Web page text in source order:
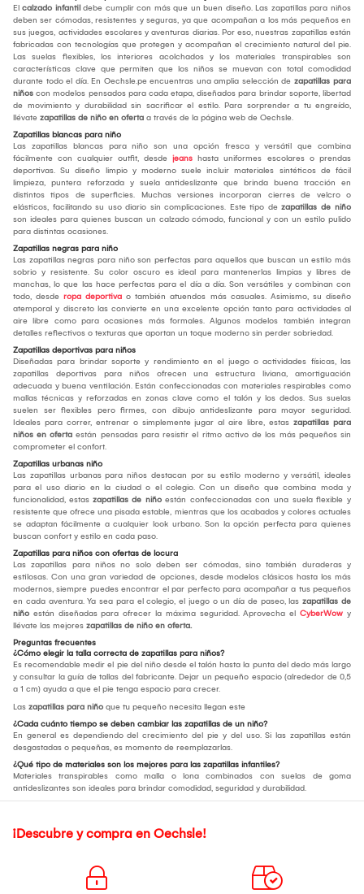
El calzado infantil debe cumplir con más que un buen diseño. Las zapatillas para niños
deben ser cómodas, resistentes y seguras, ya que acompañan a los más pequeños en
sus juegos, actividades escolares y aventuras diarias. Por eso, nuestras zapatillas están
fabricadas con tecnologías que protegen y acompañan el crecimiento natural del pie.
Las suelas flexibles, los interiores acolchados y los materiales transpirables son
características clave que permiten que los niños se muevan con total comodidad
durante todo el día. En Oechsle.pe encuentras una amplia selección de zapatillas para
niños con modelos pensados para cada etapa, diseñados para brindar soporte, libertad
de movimiento y durabilidad sin sacrificar el estilo. Para sorprender a tu engreído,
llévate zapatillas de niño en oferta a través de la página web de Oechsle.
Zapatillas blancas para niño
Las zapatillas blancas para niño son una opción fresca y versátil que combina
fácilmente con cualquier outfit, desde jeans hasta uniformes escolares o prendas
deportivas. Su diseño limpio y moderno suele incluir materiales sintéticos de fácil
limpieza, puntera reforzada y suela antideslizante que brinda buena tracción en
distintos tipos de superficies. Muchas versiones incorporan cierres de velcro o
elásticos, facilitando su uso diario sin complicaciones. Este tipo de zapatillas de niño
son ideales para quienes buscan un calzado cómodo, funcional y con un estilo pulido
para distintas ocasiones.
Zapatillas negras para niño
Las zapatillas negras para niño son perfectas para aquellos que buscan un estilo más
sobrio y resistente. Su color oscuro es ideal para mantenerlas limpias y libres de
manchas, lo que las hace perfectas para el día a día. Son versátiles y combinan con
todo, desde ropa deportiva o también atuendos más casuales. Asimismo, su diseño
atemporal y discreto las convierte en una excelente opción tanto para actividades al
aire libre como para ocasiones más formales. Algunos modelos también integran
detalles reflectivos o texturas que aportan un toque moderno sin perder sobriedad.
Zapatillas deportivas para niños
Diseñadas para brindar soporte y rendimiento en el juego o actividades físicas, las
zapatillas deportivas para niños ofrecen una estructura liviana, amortiguación
adecuada y buena ventilación. Están confeccionadas con materiales respirables como
mallas técnicas y reforzadas en zonas clave como el talón y los dedos. Sus suelas
suelen ser flexibles pero firmes, con dibujo antideslizante para mayor seguridad.
Ideales para correr, entrenar o simplemente jugar al aire libre, estas zapatillas para
niños en oferta están pensadas para resistir el ritmo activo de los más pequeños sin
comprometer el confort.
Zapatillas urbanas niño
Las zapatillas urbanas para niños destacan por su estilo moderno y versátil, ideales
para el uso diario en la ciudad o el colegio. Con un diseño que combina moda y
funcionalidad, estas zapatillas de niño están confeccionadas con una suela flexible y
resistente que ofrece una pisada estable, mientras que los acabados y colores actuales
se adaptan fácilmente a cualquier look urbano. Son la opción perfecta para quienes
buscan confort y estilo en cada paso.
Zapatillas para niños con ofertas de locura
Las zapatillas para niños no solo deben ser cómodas, sino también duraderas y
estilosas. Con una gran variedad de opciones, desde modelos clásicos hasta los más
modernos, siempre puedes encontrar el par perfecto para acompañar a tus pequeños
en cada aventura. Ya sea para el colegio, el juego o un día de paseo, las zapatillas de
niño están diseñadas para ofrecer la máxima seguridad. Aprovecha el CyberWow y
llévate las mejores zapatillas de niño en oferta.
Preguntas frecuentes
¿Cómo elegir la talla correcta de zapatillas para niños?
Es recomendable medir el pie del niño desde el talón hasta la punta del dedo más largo
y consultar la guía de tallas del fabricante. Dejar un pequeño espacio (alrededor de 0,5
a 1 cm) ayuda a que el pie tenga espacio para crecer.
Las zapatillas para niño que tu pequeño necesita llegan este
¿Cada cuánto tiempo se deben cambiar las zapatillas de un niño?
En general es dependiendo del crecimiento del pie y del uso. Si las zapatillas están
desgastadas o pequeñas, es momento de reemplazarlas.
¿Qué tipo de materiales son los mejores para las zapatillas infantiles?
Materiales transpirables como malla o lona combinados con suelas de goma
antideslizantes son ideales para brindar comodidad, seguridad y durabilidad.
¡Descubre y compra en Oechsle!